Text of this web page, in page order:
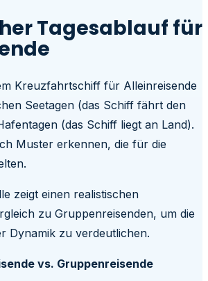
Tagesablauf für
Kreuzfahrtschiff für Alleinreisende
Seetagen (das Schiff fährt den
(das Schiff liegt an Land).
Muster erkennen, die für die
zeigt einen realistischen
zu Gruppenreisenden, um die
Dynamik zu verdeutlichen.
vs. Gruppenreisende